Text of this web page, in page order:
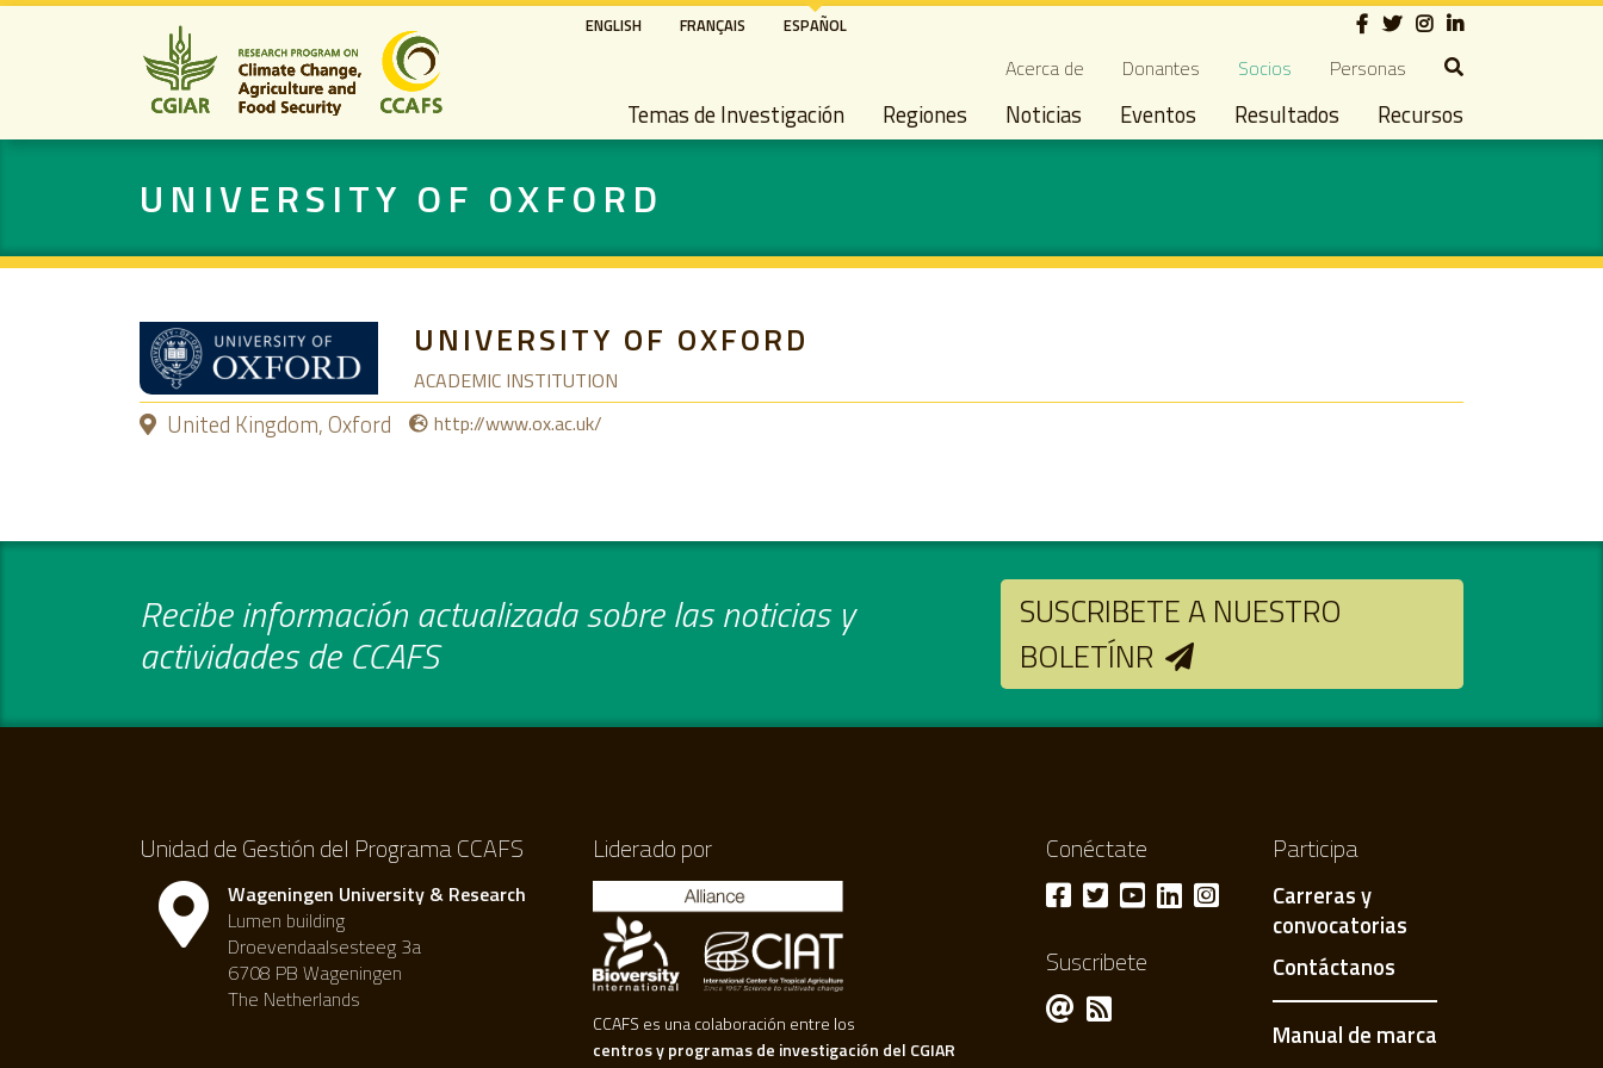
Pasar
principal
ENGLISH FRANÇAIS ESPAÑOL Social
Secondary navigation
Acerca de Donantes Socios Personas
Main navigation
Temas de Investigación Regiones Noticias Eventos Resultados Recursos
UNIVERSITY OF OXFORD
UNIVERSITY OF OXFORD
ACADEMIC INSTITUTION
United Kingdom, Oxford http://www.ox.ac.uk/
Recibe información actualizada sobre las noticias y
actividades de CCAFS
SUSCRIBETE A NUESTRO
BOLETÍNR
Unidad de Gestión del Programa CCAFS
Wageningen University & Research
Lumen building
Droevendaalsesteeg 3a
6708 PB Wageningen
The Netherlands
Liderado por
CCAFS es una colaboración entre los
centros y programas de investigación del CGIAR
Conéctate
Suscribete
Participa
Carreras y
convocatorias
Contáctanos
Manual de marca